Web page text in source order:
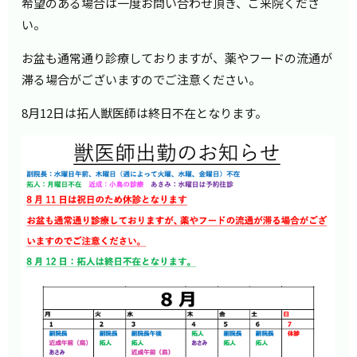
い。
お盆も通常通り診療しておりますが、薬やフードの流通が
滞る場合がございますのでご注意ください。
8月12日は拓人獣医師は終日不在となります。